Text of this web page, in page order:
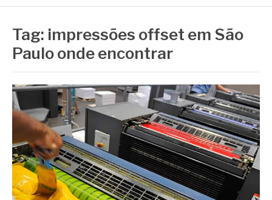
Tag: impressões offset em São
Paulo onde encontrar